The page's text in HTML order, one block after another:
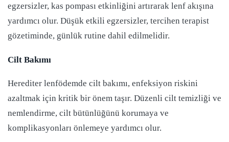
egzersizler, kas pompası etkinliğini artırarak lenf akışına
yardımcı olur. Düşük etkili egzersizler, tercihen terapist
gözetiminde, günlük rutine dahil edilmelidir.
Cilt Bakımı
Herediter lenfödemde cilt bakımı, enfeksiyon riskini
azaltmak için kritik bir önem taşır. Düzenli cilt temizliği ve
nemlendirme, cilt bütünlüğünü korumaya ve
komplikasyonları önlemeye yardımcı olur.